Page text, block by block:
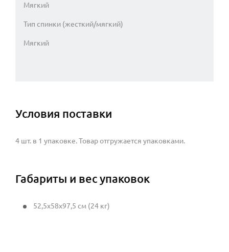
Мягкий
Тип спинки (жесткий/мягкий)
Мягкий
Условия поставки
4 шт. в 1 упаковке. Товар отгружается упаковками.
Габариты и вес упаковок
52,5x58x97,5 см (24 кг)